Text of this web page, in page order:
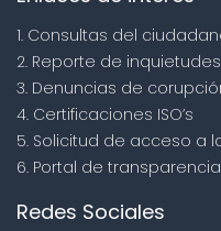
1. Consultas del
2. Reporte de inquietudes
3. Denuncias de
4. Certificaciones ISO’s
5. Solicitud de acceso a
6. Portal de transparencia
Redes Sociales